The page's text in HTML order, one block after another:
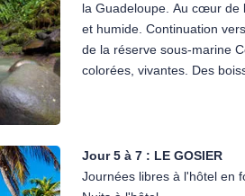
la Guadeloupe. Au cœur de
et humide. Continuation
de la réserve sous-marine
colorées, vivantes. Des
Nuit à l'hôtel.
Jour 5 à 7 : LE GOSIER
Journées libres à l'hôtel en